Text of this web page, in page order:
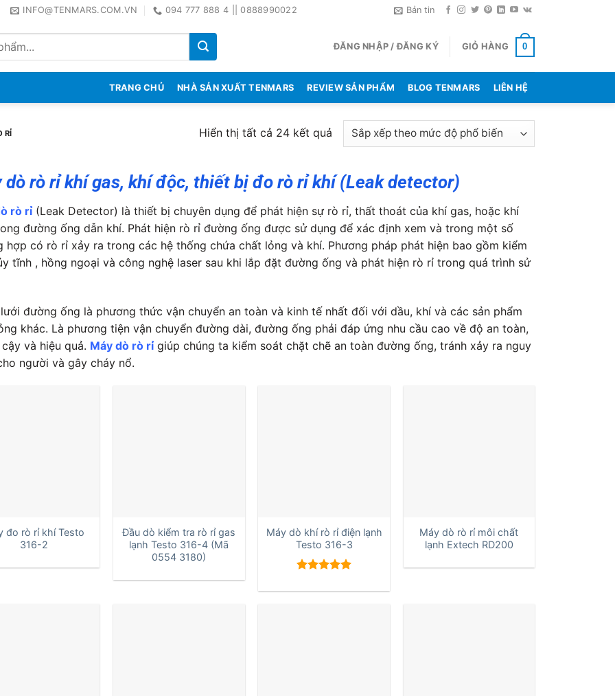
INFO@TENMARS.COM.VN 094 777 888 4 || 0888990022 Bản tin
ĐĂNG NHẬP / ĐĂNG KÝ GIỎ HÀNG 0
TRANG CHỦ NHÀ SẢN XUẤT TENMARS REVIEW SẢN PHẨM BLOG TENMARS LIÊN HỆ
RỈ Hiển thị tất cả 24 kết quảĐã
sắp
theo
độ
phổ
biến
dò rò rỉ khí gas, khí độc, thiết bị đo rò rỉ khí (Leak detector)
rò rỉ(Leak Detector) là thiết bị chuyên dụng để phát hiện sự rò rỉ, thất thoát của khí gas, hoặc khí
đường ống dẫn khí. Phát hiện rò rỉ đường ống được sử dụng để xác định xem và trong một số
hợp có rò rỉ xảy ra trong các hệ thống chứa chất lỏng và khí. Phương pháp phát hiện bao gồm kiểm
tĩnh , hồng ngoại và công nghệ laser sau khi lắp đặt đường ống và phát hiện rò rỉ trong quá trình sử
đường ống là phương thức vận chuyển an toàn và kinh tế nhất đối với dầu, khí và các sản phẩm
khác. Là phương tiện vận chuyển đường dài, đường ống phải đáp ứng nhu cầu cao về độ an toàn,
và hiệu quả. Máy dò rò rỉgiúp chúng ta kiểm soát chặt chẽ an toàn đường ống, tránh xảy ra nguy
người và gây cháy nổ.
đo rò rỉ khí Testo
316-2
Đầu dò kiểm tra rò rỉ gas
lạnh Testo 316-4 (Mã
0554 3180)
Máy dò khí rò rỉ điện lạnh
Testo 316-3
hạng5.00
Máy dò rò rỉ môi chất
lạnh Extech RD200